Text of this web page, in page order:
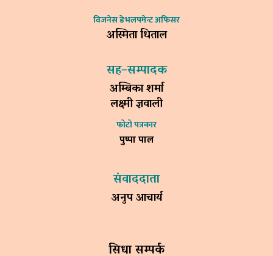
विजनेस डेभलपमेन्ट अफिसर
अस्मिता धिताल
सह–सम्पादक
अम्बिका शर्मा
लक्ष्मी ज्ञवाली
फोटो पत्रकार
पुष्पा पाल
संवाददाता
अनुप आचार्य
सिधा सम्पर्क